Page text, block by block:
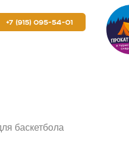
095-54-01
095-54-01
баскетбола